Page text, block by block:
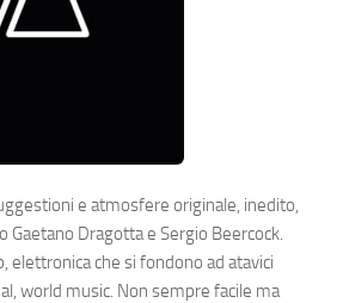
e atmosfere originale, inedito,
Gaetano Dragotta e Sergio Beercock.
elettronica che si fondono ad atavici
world music. Non sempre facile ma